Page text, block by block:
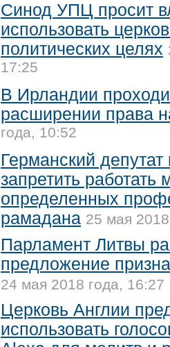
Синод УПЦ просит
использовать
политических целях
17:25
В Ирландии
расширении права
года, 10:52
Германский
запретить работать
определенных
рамадана 25 мая
Парламент Литвы
предложение
24 мая 2018 года, 16:27
Церковь Англии
использовать